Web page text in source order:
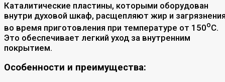
Каталитические пластины, которыми оборудован
внутри духовой шкаф, расщепляют жир и
во время приготовления при температуре от 150оC.
Это обеспечивает легкий уход за внутренним
покрытием.
Особенности и преимущества: